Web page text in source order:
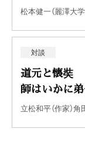
松本健一（麗澤大学
対談
道元と懐奘
師はいかに
立松和平（作家）角